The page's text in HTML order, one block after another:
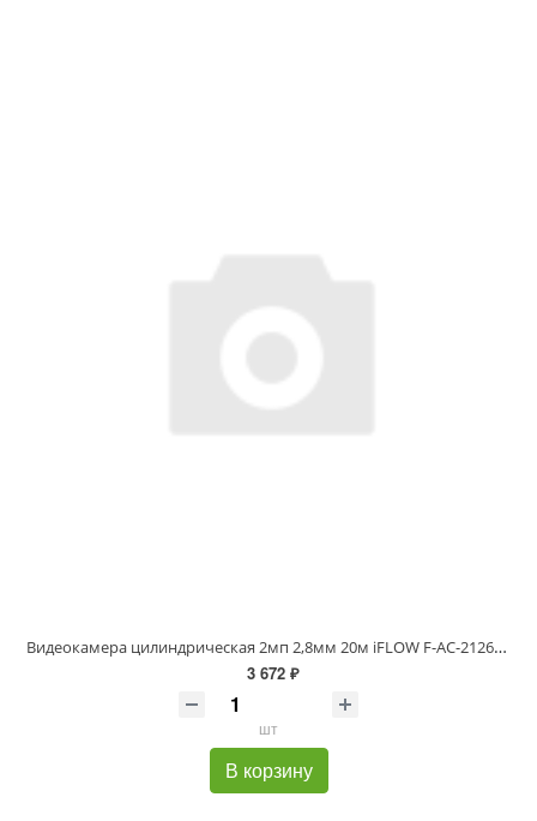
Видеокамера цилиндрическая 2мп 2,8мм 20м iFLOW F-AC-2126M(2.8mm)
3 672 ₽
шт
В корзину